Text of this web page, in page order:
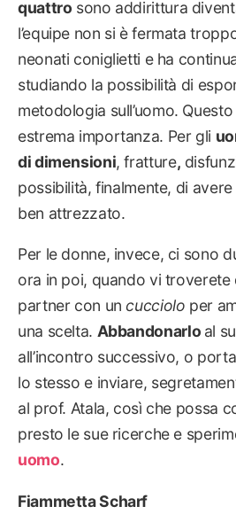
quattro sono addirittura
l’equipe non si è fermata
neonati coniglietti e ha
studiando la possibilità di
metodologia sull’uomo.
estrema importanza. Per gli
di dimensioni, fratture,
possibilità, finalmente, di
ben attrezzato.
Per le donne, invece, ci sono
ora in poi, quando vi troverete
partner con uncucciolo per
una scelta. Abbandonarlo al
all’incontro successivo, o
lo stesso e inviare,
al prof. Atala, così che possa
presto le sue ricerche e
uomo.
Fiammetta Scharf